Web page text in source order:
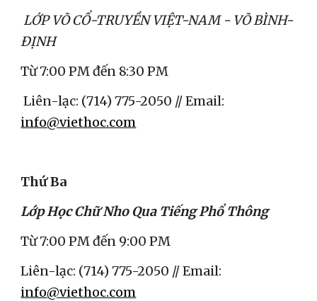
LỚP VÕ CỔ-TRUYỀN VIỆT-NAM - VÕ BÌNH-
ĐỊNH
Từ 7:00 PM đến 8:30 PM
info@viethoc.com
Thứ Ba
Lớp Học Chữ Nho Qua Tiếng Phổ Thông
Từ 7:00 PM đến 9:00 PM
info@viethoc.com